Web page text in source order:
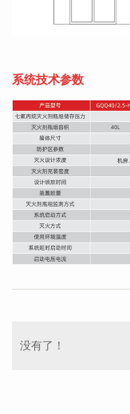
系统技术参数
没有了！